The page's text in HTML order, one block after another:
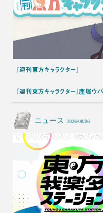
『週刊東方キャラクター』
『週刊東方キャラクター』塵塚ウ
ニュース 2026/08/06